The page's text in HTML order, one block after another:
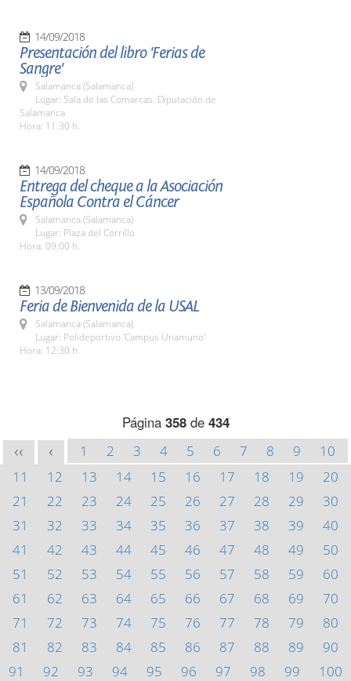
14/09/2018
Presentación del libro 'Ferias de
Sangre'
Salamanca (Salamanca)
Lugar: Sala de las Comarcas. Diputación de
Salamanca
Hora: 11.30 h.
14/09/2018
Entrega del cheque a la Asociación
Española Contra el Cáncer
Salamanca (Salamanca)
Lugar: Plaza del Corrillo
Hora: 09:00 h.
13/09/2018
Feria de Bienvenida de la USAL
Salamanca (Salamanca)
Lugar: Polideportivo 'Campus Unamuno'
Hora: 12:30 h.
Página 358de 434
<< < 1 2 3 4 5 6 7 8 9
10
11
12 13 14 15 16 17 18 19
20
21
22 23 24 25 26 27 28 29
30
31
32 33 34 35 36 37 38 39
40
41
42 43 44 45 46 47 48 49
50
51
52 53 54 55 56 57 58 59
60
61
62 63 64 65 66 67 68 69
70
71
72 73 74 75 76 77 78 79
80
81
82 83 84 85 86 87 88 89
90
91
92 93 94 95 96 97 98 99
100